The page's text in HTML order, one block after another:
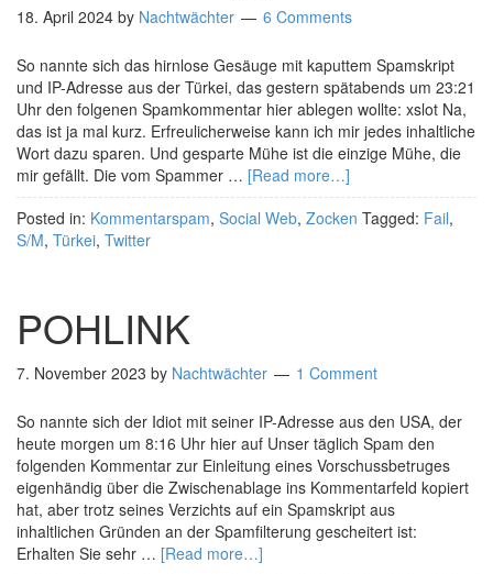
18. April 2024 by Nachtwächter 6 Comments
So nannte sich das hirnlose Gesäuge mit kaputtem Spamskript
und IP-Adresse aus der Türkei, das gestern spätabends um 23:21
Uhr den folgenen Spamkommentar hier ablegen wollte: xslot Na,
das ist ja mal kurz. Erfreulicherweise kann ich mir jedes inhaltliche
Wort dazu sparen. Und gesparte Mühe ist die einzige Mühe, die
mir gefällt. Die vom Spammer … [Read more…]
Posted in: Kommentarspam, Social Web, Zocken Tagged: Fail,
S/M, Türkei, Twitter
POHLINK
7. November 2023 by Nachtwächter 1 Comment
So nannte sich der Idiot mit seiner IP-Adresse aus den USA, der
heute morgen um 8:16 Uhr hier auf Unser täglich Spam den
folgenden Kommentar zur Einleitung eines Vorschussbetruges
eigenhändig über die Zwischenablage ins Kommentarfeld kopiert
hat, aber trotz seines Verzichts auf ein Spamskript aus
inhaltlichen Gründen an der Spamfilterung gescheitert ist:
Erhalten Sie sehr … [Read more…]